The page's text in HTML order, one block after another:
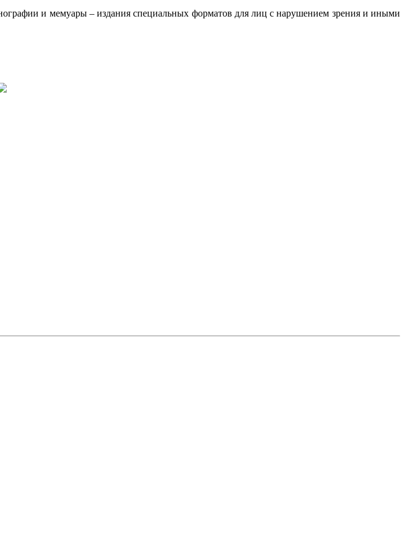
и мемуары – издания специальных форматов для лиц с нарушением зрения и иными